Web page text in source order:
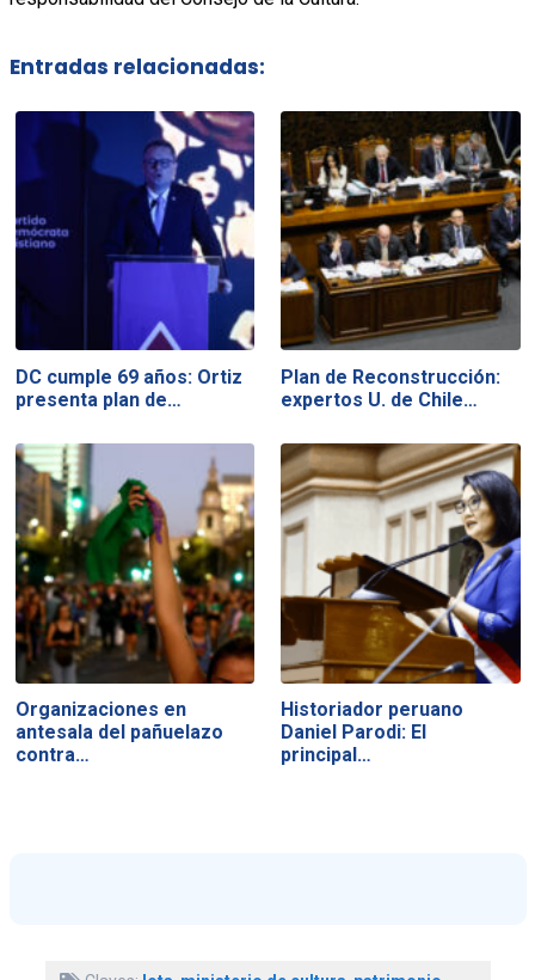
Entradas relacionadas:
DC cumple 69 años: Ortiz
presenta plan de…
Plan de Reconstrucción:
expertos U. de Chile…
Organizaciones en
antesala del pañuelazo
contra…
Historiador peruano
Daniel Parodi: El
principal…